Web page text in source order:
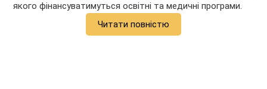
якого фінансуватимуться освітні та медичні програми.
Читати повністю